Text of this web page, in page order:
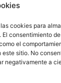
cookies para
consentimiento
el
sitio. No
negativamente a